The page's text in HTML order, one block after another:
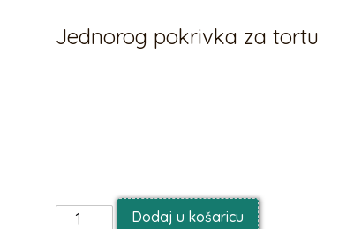
Jednorog pokrivka za tortu
Dodaj u košaricu